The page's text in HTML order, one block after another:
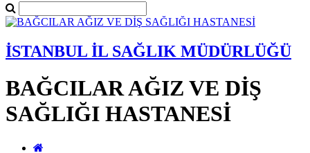
İSTANBUL İL SAĞLIK MÜDÜRLÜĞÜ
BAĞCILAR AĞIZ VE DİŞ
SAĞLIĞI HASTANESİ